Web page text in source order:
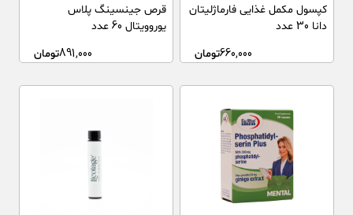
کپسول مکمل غذایی فارماژلیتان
دانا 30 عدد
660,000تومان
قرص جینسینگ پلاس
یوروویتال 60 عدد
891,000تومان